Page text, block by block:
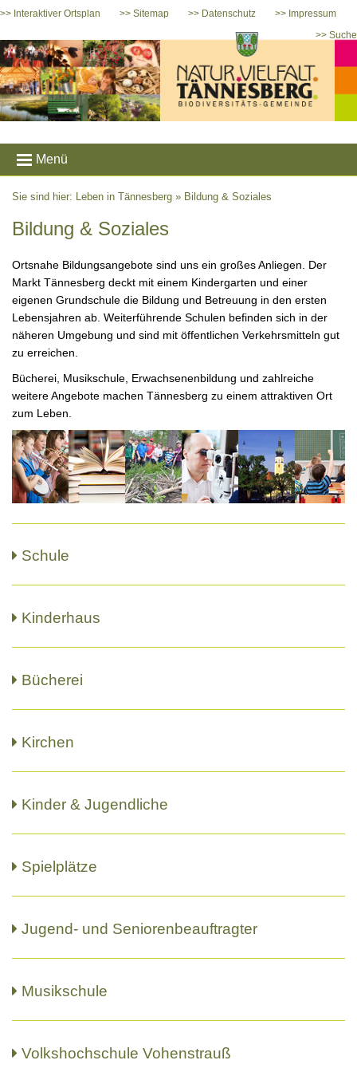
>> Interaktiver Ortsplan >> Sitemap >> Datenschutz
>> Impressum
>> Suche
Menü
Sie sind hier: Leben in Tännesberg » Bildung & Soziales
Bildung & Soziales
Ortsnahe Bildungsangebote sind uns ein großes Anliegen. Der
Markt Tännesberg deckt mit einem Kindergarten und einer
eigenen Grundschule die Bildung und Betreuung in den ersten
Lebensjahren ab. Weiterführende Schulen befinden sich in der
näheren Umgebung und sind mit öffentlichen Verkehrsmitteln gut
zu erreichen.
Bücherei, Musikschule, Erwachsenenbildung und zahlreiche
weitere Angebote machen Tännesberg zu einem attraktiven Ort
zum Leben.
Schule
Kinderhaus
Bücherei
Kirchen
Kinder & Jugendliche
Spielplätze
Jugend- und Seniorenbeauftragter
Musikschule
Volkshochschule Vohenstrauß